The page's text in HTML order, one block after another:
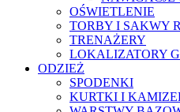
OŚWIETLENIE
TORBY I SAKWY
TRENAŻERY
LOKALIZATORY
ODZIEŻ
SPODENKI
KURTKI I